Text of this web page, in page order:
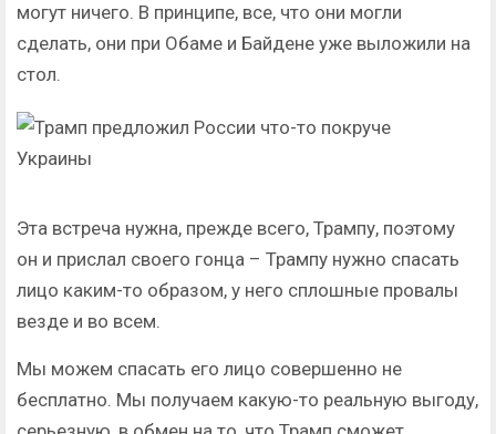
могут ничего. В принципе, все, что они могли
сделать, они при Обаме и Байдене уже выложили на
стол.
Эта встреча нужна, прежде всего, Трампу, поэтому
он и прислал своего гонца – Трампу нужно спасать
лицо каким-то образом, у него сплошные провалы
везде и во всем.
Мы можем спасать его лицо совершенно не
бесплатно. Мы получаем какую-то реальную выгоду,